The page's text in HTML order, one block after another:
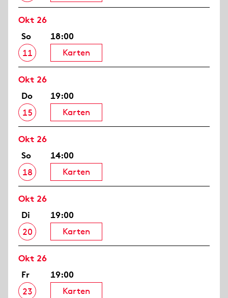
Okt 26
So
11
18:00
Karten
Okt 26
Do
15
19:00
Karten
Okt 26
So
18
14:00
Karten
Okt 26
Di
20
19:00
Karten
Okt 26
Fr
23
19:00
Karten